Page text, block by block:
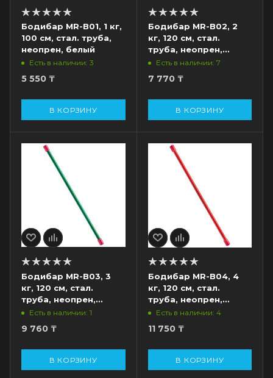
Бодибар MR-B01, 1 кг,
100 см, стал. труба,
неопрен, белый
Есть в наличии: 3
5 550 ₸
В КОРЗИНУ
Бодибар MR-B02, 2
кг, 120 см, стал.
труба, неопрен,
желтый
Есть в наличии: 7
7 770₸
В КОРЗИНУ
Бодибар MR-B03, 3
кг, 120 см, стал.
труба, неопрен,
зеленый
Есть в наличии: 1
9 760 ₸
В КОРЗИНУ
Бодибар MR-B04, 4
кг, 120 см, стал.
труба, неопрен,
красный
Есть в наличии: 4
11 750₸
В КОРЗИНУ